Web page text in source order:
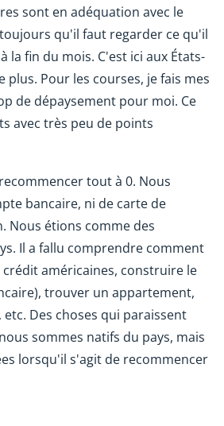
sont en adéquation avec le
toujours qu'il faut regarder ce qu'il
la fin du mois. C'est ici aux États-
plus. Pour les courses, je fais mes
de dépaysement pour moi. Ce
avec très peu de points
tout à 0. Nous
bancaire, ni de carte de
Nous étions comme des
Il a fallu comprendre comment
américaines, construire le
trouver un appartement,
Des choses qui paraissent
sommes natifs du pays, mais
lorsqu'il s'agit de recommencer